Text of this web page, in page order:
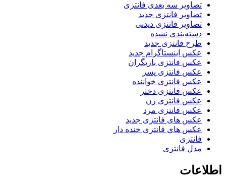
تصاویر سه بعدی فانتزی
تصاویر فانتزی جدید
تصاویر فانتزی دیدنی
دسته‌بندی نشده
طرح فانتزی جدید
عکس اینستاگرام جدید
عکس فانتزی بازیگران
عکس فانتزی پسر
عکس فانتزی خواننده
عکس فانتزی دختر
عکس فانتزی زن
عکس فانتزی مرد
عکس های فانتزی جدید
عکس های فانتزی خنده دار
فانتزی
مدل فانتزی
اطلاعات